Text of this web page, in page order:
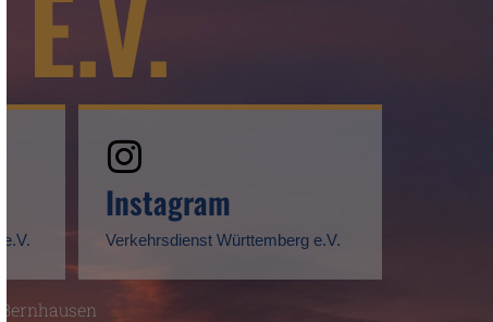
Instagram
Verkehrsdienst Württemberg e.V.